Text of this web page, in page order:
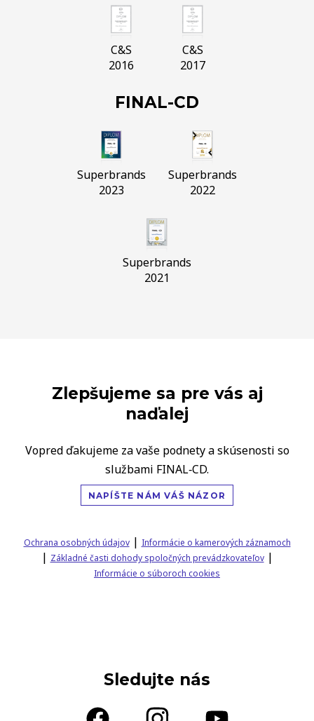
C&S
2016
C&S
2017
FINAL-CD
Superbrands
2023
Superbrands
2022
Superbrands
2021
Zlepšujeme sa pre vás aj
naďalej
Vopred ďakujeme za vaše podnety a skúsenosti so
službami FINAL‑CD.
NAPÍŠTE NÁM VÁŠ NÁZOR
Ochrana osobných údajov| Informácie o kamerových záznamoch
| Základné časti dohody spoločných prevádzkovateľov|
Informácie o súboroch cookies
Sledujte nás